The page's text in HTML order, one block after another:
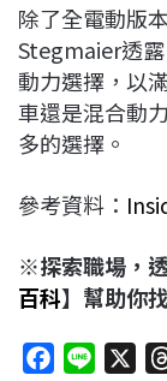
除了全電動版
Stegmaier透
動力選擇，以
車還是混合動
多的選擇。
參考資料：
※探索職場，
百科】幫助你